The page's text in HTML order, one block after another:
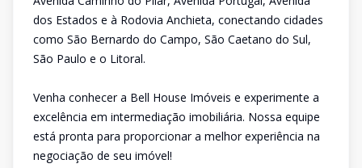
dos Estados e à Rodovia Anchieta, conectando cidades
como São Bernardo do Campo, São Caetano do Sul,
São Paulo e o Litoral.
Venha conhecer a Bell House Imóveis e experimente a
excelência em intermediação imobiliária. Nossa equipe
está pronta para proporcionar a melhor experiência na
negociação de seu imóvel!